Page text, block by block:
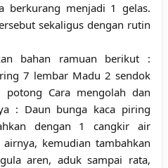
berkurang menjadi 1 gelas.
sekaligus dengan rutin
bahan ramuan berikut :
7 lembar Madu 2 sendok
Cara mengolah dan
: Daun bunga kaca piring
dengan 1 cangkir air
kemudian tambahkan
aren, aduk sampai rata,